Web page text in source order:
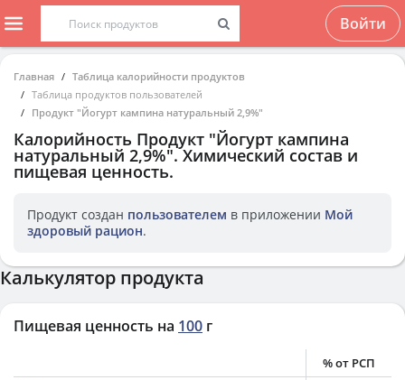
Войти
Главная
Таблица калорийности продуктов
Таблица продуктов пользователей
Продукт "Йогурт кампина натуральный 2,9%"
Калорийность Продукт "Йогурт кампина
натуральный 2,9%". Химический состав и
пищевая ценность.
Продукт создан пользователем в приложении Мой
здоровый рацион.
Калькулятор продукта
Пищевая ценность на 100 г
% от РСП